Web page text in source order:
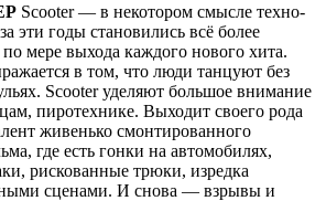
Scooter — в некотором смысле техно-
эти годы становились всё более
мере выхода каждого нового хита.
в том, что люди танцуют без
Scooter уделяют большое внимание
пиротехнике. Выходит своего рода
живенько смонтированного
где есть гонки на автомобилях,
рискованные трюки, изредка
сценами. И снова — взрывы и